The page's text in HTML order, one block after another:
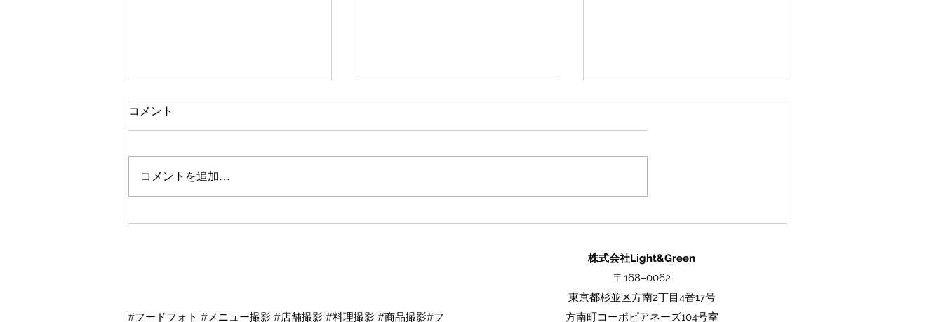
私が全国に100名あまりのフ
和菓子は"正面"を間違えると
【公式ECサイトオープン】料
皿」のオンラインショップが
オープンしました！
コメント
コメントを追加…
杉並区商品撮影 杉並区メニュー撮影 杉並区料理撮影 杉並区料
#フードフォト #メニュー撮影 #店舗撮影 #料理撮影 #商品撮影#フ
株式会社Light&Green
〒168−0062
東京都杉並区方南2丁目4番17号
方南町コーポピアネーズ104号室